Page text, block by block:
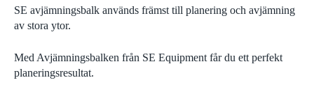
SE avjämningsbalk används främst till planering och avjämning
av stora ytor.
Med Avjämningsbalken från SE Equipment får du ett perfekt
planeringsresultat.